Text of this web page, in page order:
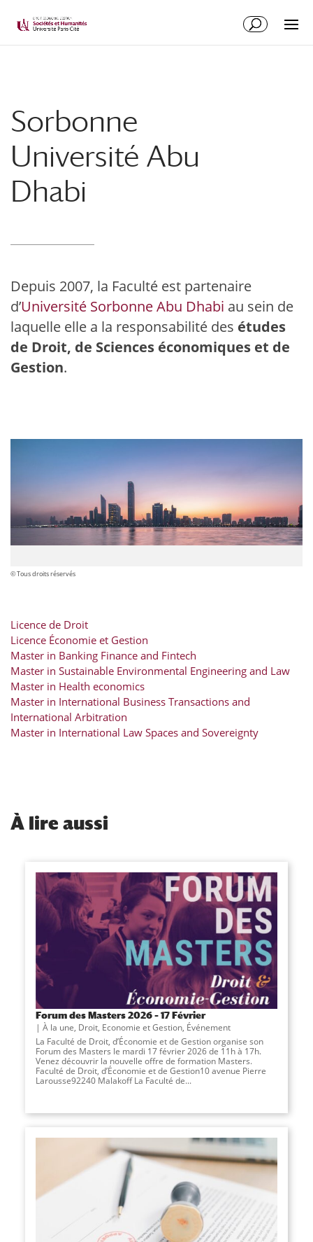
Sorbonne
Université Abu
Dhabi
Depuis 2007, la Faculté est partenaire
d’Université Sorbonne Abu Dhabi au sein de
laquelle elle a la responsabilité des études
de Droit, de Sciences économiques et de
Gestion.
© Tous droits réservés
Licence de Droit
Licence Économie et Gestion
Master in Banking Finance and Fintech
Master in Sustainable Environmental Engineering and Law
Master in Health economics
Master in International Business Transactions and
International Arbitration
Master in International Law Spaces and Sovereignty
À lire aussi
Forum des Masters 2026 – 17 Février
À la une, Droit, Economie et Gestion, Événement
La Faculté de Droit, d’Économie et de Gestion organise son
Forum des Masters le mardi 17 février 2026 de 11h à 17h.
Venez découvrir la nouvelle offre de formation Masters.
Faculté de Droit, d’Économie et de Gestion10 avenue Pierre
Larousse92240 Malakoff La Faculté de...